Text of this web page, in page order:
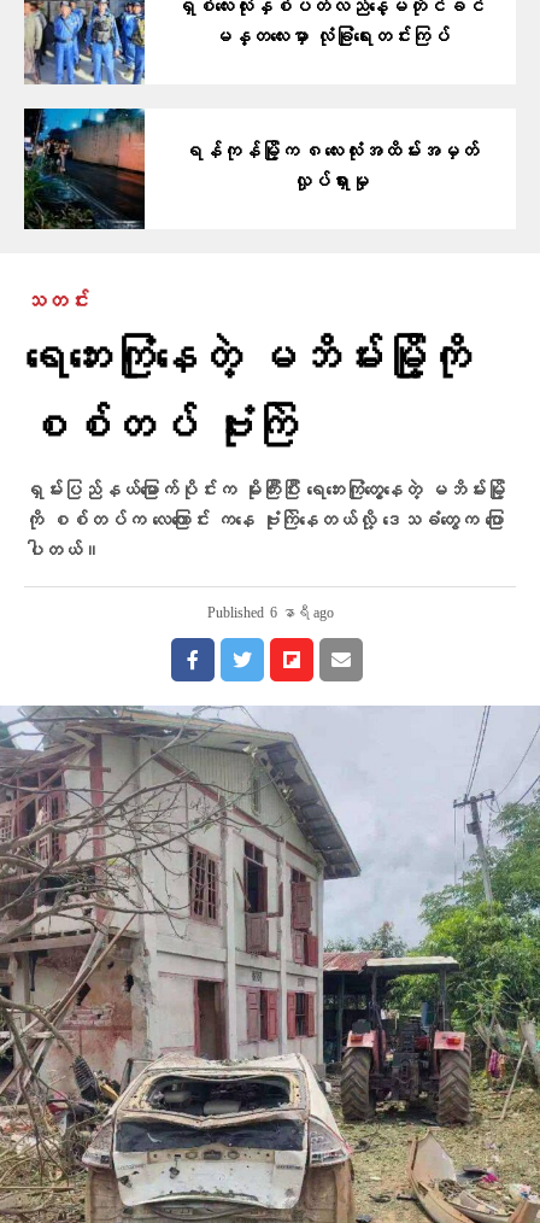
ရှစ်လေးလုံးနှစ်ပတ်လည်နေ့မတိုင်ခင်
မန္တလေးမှာ လုံခြုံရေးတင်းကြပ်
ရန်ကုန်မြို့က ၈လေးလုံးအထိမ်းအမှတ်
လှုပ်ရှားမှု
သတင်း
ရေဘေးကြုံနေတဲ့ မဘိမ်းမြို့ကို
စစ်တပ် ဗုံးကြဲ
ရှမ်းပြည်နယ်မြောက်ပိုင်းက မိုးကြီးပြီး ရေဘေးကြုံတွေ့နေတဲ့ မဘိမ်းမြို့
ကို စစ်တပ်က လေကြောင်း ကနေ ဗုံးကြဲနေတယ်လို့ ဒေသခံတွေက ပြော
ပါတယ်။
Published 6 နာရီ ago